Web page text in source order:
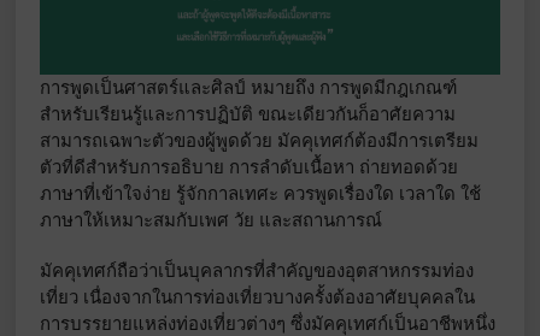
การพูดเป็นศาสตร์และศิลป์ หมายถึง การพูดมีกฎเกณฑ์
สำหรับเรียนรู้และการปฏิบัติ ขณะเดียวกันก็อาศัยความ
สามารถเฉพาะตัวของผู้พูดด้วย มัคคุเทศก์ต้องมีการเตรียม
ตัวที่ดีสำหรับการอธิบาย การลำดับเนื้อหา ถ่ายทอดด้วย
ภาษาที่เข้าใจง่าย รู้จักกาลเทศะ ควรพูดเรื่องใด เวลาใด ใช้
ภาษาให้เหมาะสมกับเพศ วัย และสถานการณ์
มัคคุเทศก์ถือว่าเป็นบุคลากรที่สําคัญของอุตสาหกรรมท่อง
เที่ยว เนื่องจากในการท่องเที่ยวบางครั้งต้องอาศัยบุคคลใน
การบรรยายแหล่งท่องเที่ยวต่างๆ ซึ่งมัคคุเทศก์เป็นอาชีพหนึ่ง